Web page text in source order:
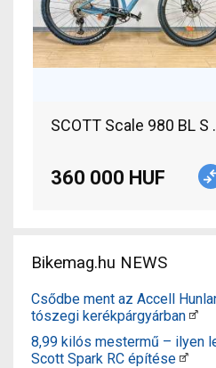
SCOTT Scale 980 BL
360 000 HUF
Bikemag.hu NEWS
Csődbe ment az Accell
tószegi kerékpárgyárban
8,99 kilós mestermű – ilyen
Scott Spark RC építése